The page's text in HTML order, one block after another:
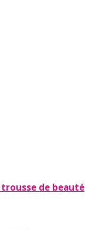
de beauté